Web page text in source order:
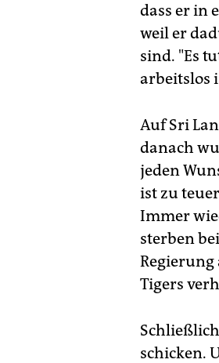
dass er in
weil er
sind. "Es
arbeitslos
Auf Sri
danach
jeden
ist zu
Immer
sterben
Tigers
schicken.